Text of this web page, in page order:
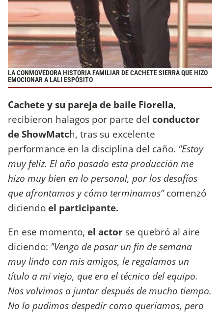
LA CONMOVEDORA HISTORIA FAMILIAR DE CACHETE SIERRA QUE HIZO
EMOCIONAR A LALI ESPÓSITO
Cachete y su pareja de baile Fiorella,
recibieron halagos por parte del conductor
de ShowMatch, tras su excelente
performance en la disciplina del caño. "Estoy
muy feliz. El año pasado esta producción me
hizo muy bien en lo personal, por los desafíos
que afrontamos y cómo terminamos”comenzó
diciendo el participante.
En ese momento, el actor se quebró al aire
diciendo: "Vengo de pasar un fin de semana
muy lindo con mis amigos, le regalamos un
título a mi viejo, que era el técnico del equipo.
Nos volvimos a juntar después de mucho tiempo.
No lo pudimos despedir como queríamos, pero